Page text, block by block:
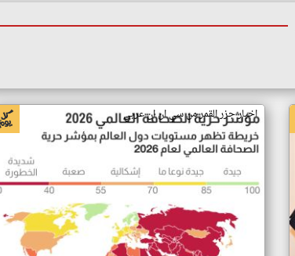
اخبار جزر القمر من سي ان ان عربي